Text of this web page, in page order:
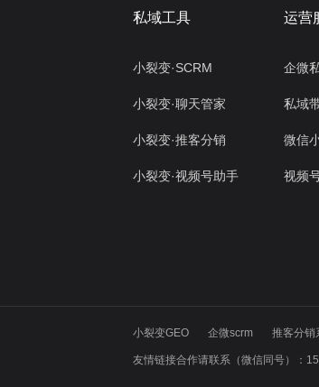
私域工具
小裂变·SCRM
小裂变·聊天管家
小裂变·推客分销
小裂变·视频号助手
运营
企微
私域
微信
视频
小裂变GEO 企微scrm 推客分销
友情链接合作请联系（微信同号）：